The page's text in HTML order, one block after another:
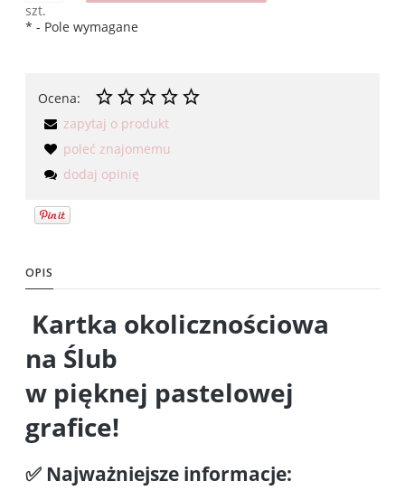
szt.
* - Pole wymagane
Ocena:
zapytaj o produkt
poleć znajomemu
dodaj opinię
OPIS
Kartka okolicznościowa
na Ślub
w pięknej pastelowej
grafice!
✅ Najważniejsze informacje: